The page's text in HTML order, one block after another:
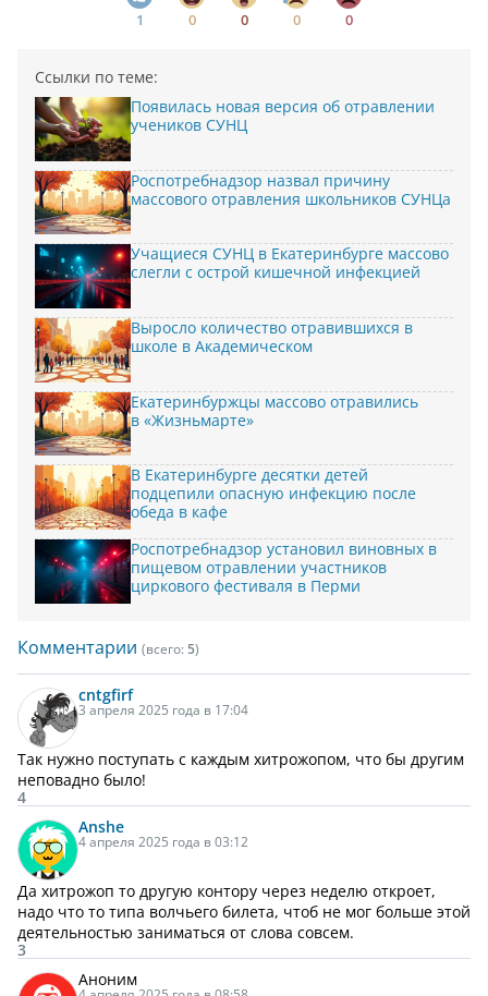
1 0 0 0 0
Ссылки по теме:
Появилась новая версия об отравлении
учеников СУНЦ
Роспотребнадзор назвал причину
массового отравления школьников СУНЦа
Учащиеся СУНЦ в Екатеринбурге массово
слегли с острой кишечной инфекцией
Выросло количество отравившихся в
школе в Академическом
Екатеринбуржцы массово отравились
в «Жизньмарте»
В Екатеринбурге десятки детей
подцепили опасную инфекцию после
обеда в кафе
Роспотребнадзор установил виновных в
пищевом отравлении участников
циркового фестиваля в Перми
Комментарии (всего: 5)
cntgfirf
3 апреля 2025 года в 17:04
Так нужно поступать с каждым хитрожопом, что бы другим
неповадно было!
4
Anshe
4 апреля 2025 года в 03:12
Да хитрожоп то другую контору через неделю откроет,
надо что то типа волчьего билета, чтоб не мог больше этой
деятельностью заниматься от слова совсем.
3
Аноним